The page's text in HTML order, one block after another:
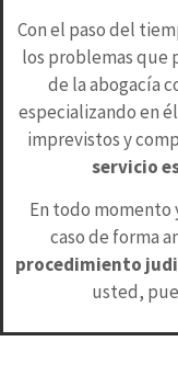
Con el paso del
los problemas que
de la abogacía
especializando en
imprevistos y
servicio
En todo momento
caso de forma
procedimiento
usted,